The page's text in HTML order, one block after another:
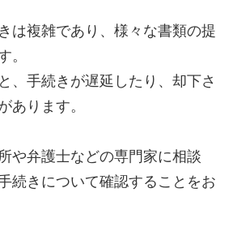
は複雑であり、様々な書類の提
。
、手続きが遅延したり、却下さ
あります。
や弁護士などの専門家に相談
続きについて確認することをお